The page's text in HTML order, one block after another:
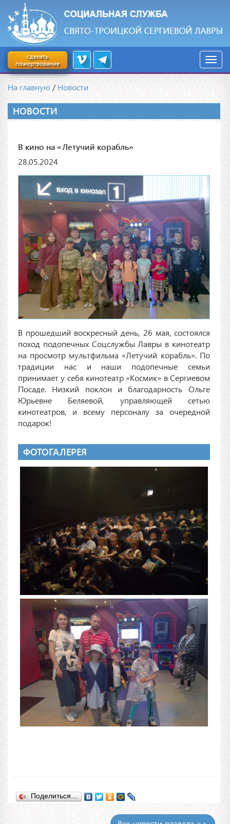
сделать
пожертвование
На главную /Новости
НОВОСТИ
В кино на «Летучий корабль»
28.05.2024
В прошедший воскресный день, 26 мая, состоялся
поход подопечных Соцслужбы Лавры в кинотеатр
на просмотр мультфильма «Летучий корабль». По
традиции нас и наши подопечные семьи
принимает у себя кинотеатр «Космик» в Сергиевом
Посаде. Низкий поклон и благодарность Ольге
Юрьевне Беляевой, управляющей сетью
кинотеатров, и всему персоналу за очередной
подарок!
ФОТОГАЛЕРЕЯ
Поделиться…